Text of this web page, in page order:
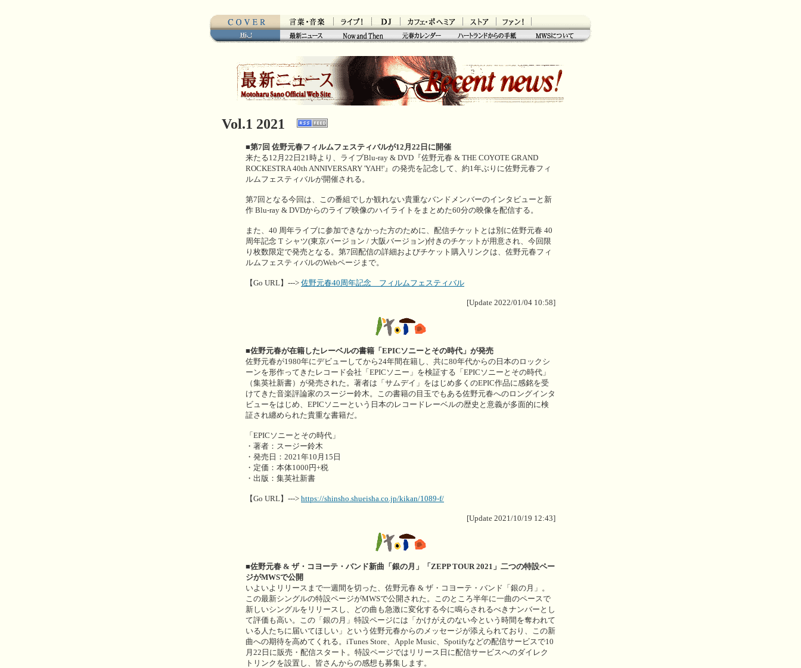
MWSトップ 音楽・言葉 ライブ！ ライブ！ カフェ・ボヘミア ストア ファン！
Hi, !
Vol.1 2021
■第7回 佐野元春フィルムフェスティバルが12月22日に開催
来たる12月22日21時より、ライブBlu-ray & DVD『佐野元春 & THE COYOTE GRAND
ROCKESTRA 40th ANNIVERSARY 'YAH!'』の発売を記念して、約1年ぶりに佐野元春フィ
ルムフェスティバルが開催される。
第7回となる今回は、この番組でしか観れない貴重なバンドメンバーのインタビューと新
作 Blu-ray & DVDからのライブ映像のハイライトをまとめた60分の映像を配信する。
また、40 周年ライブに参加できなかった方のために、配信チケットとは別に佐野元春 40
周年記念 T シャツ(東京バージョン / 大阪バージョン)付きのチケットが用意され、今回限
り枚数限定で発売となる。第7回配信の詳細およびチケット購入リンクは、佐野元春フィ
ルムフェスティバルのWebページまで。
【Go URL】---> 佐野元春40周年記念 フィルムフェスティバル
[Update 2022/01/04 10:58]
■佐野元春が在籍したレーベルの書籍「EPICソニーとその時代」が発売
佐野元春が1980年にデビューしてから24年間在籍し、共に80年代からの日本のロックシ
ーンを形作ってきたレコード会社「EPICソニー」を検証する「EPICソニーとその時代」
（集英社新書）が発売された。著者は「サムデイ」をはじめ多くのEPIC作品に感銘を受
けてきた音楽評論家のスージー鈴木。この書籍の目玉でもある佐野元春へのロングインタ
ビューをはじめ、EPICソニーという日本のレコードレーベルの歴史と意義が多面的に検
証され纏められた貴重な書籍だ。
「EPICソニーとその時代」
・著者：スージー鈴木
・発売日：2021年10月15日
・定価：本体1000円+税
・出版：集英社新書
【Go URL】---> https://shinsho.shueisha.co.jp/kikan/1089-f/
[Update 2021/10/19 12:43]
■佐野元春 & ザ・コヨーテ・バンド新曲「銀の月」「ZEPP TOUR 2021」二つの特設ペー
ジがMWSで公開
いよいよリリースまで一週間を切った、佐野元春 & ザ・コヨーテ・バンド「銀の月」。
この最新シングルの特設ページがMWSで公開された。このところ半年に一曲のペースで
新しいシングルをリリースし、どの曲も急激に変化する今に鳴らされるべきナンバーとし
て評価も高い。この「銀の月」特設ページには「かけがえのない今という時間を奪われて
いる人たちに届いてほしい」という佐野元春からのメッセージが添えられており、この新
曲への期待を高めてくれる。iTunes Store、Apple Music、Spotifyなどの配信サービスで10
月22日に販売・配信スタート。特設ページではリリース日に配信サービスへのダイレク
トリンクを設置し、皆さんからの感想も募集します。